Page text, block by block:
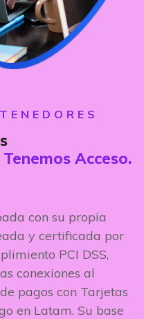
Tenemos Acceso.
con su propia
y certificada por
PCI DSS,
conexiones al
pagos con Tarjetas
en Latam. Su base